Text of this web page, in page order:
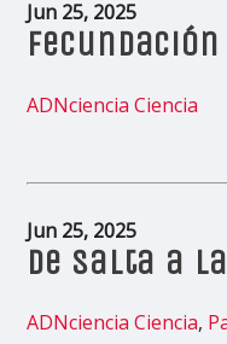
Jun 25, 2025
ADNciencia Ciencia
Jun 25, 2025
De Salta a
ADNciencia Ciencia,